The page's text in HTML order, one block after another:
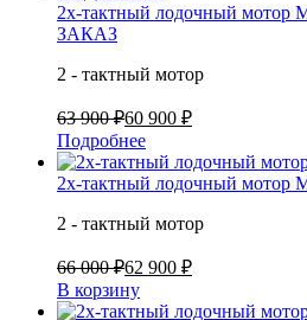
2х-тактный лодочный
ЗАКАЗ
2 - тактный мотор
63 900 ₽60 900 ₽
Подробнее
2х-тактный лодочный мотор
2 - тактный мотор
66 000 ₽62 900 ₽
В корзину